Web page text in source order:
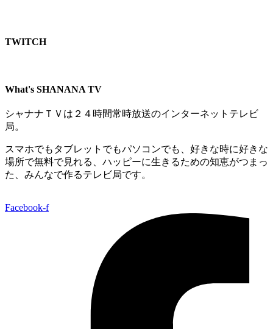
TWITCH​
What's SHANANA TV
シャナナＴＶは２４時間常時放送のインターネットテレビ
局。
スマホでもタブレットでもパソコンでも、好きな時に好きな
場所で無料で見れる、 ハッピーに生きるための知恵がつまっ
た、みんなで作るテレビ局です。
Facebook-f